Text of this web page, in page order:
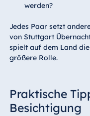
werden?
Jedes Paar setzt
von Stuttgart
spielt auf dem Land
größere Rolle.
Praktische
Besichtigung